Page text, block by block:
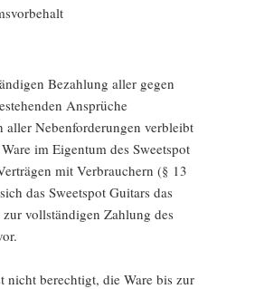
Bezahlung aller gegen
Ansprüche
aller Nebenforderungen verbleibt
im Eigentum des Sweetspot
mit Verbrauchern (§ 13
das Sweetspot Guitars das
vollständigen Zahlung des
nicht berechtigt, die Ware bis zur